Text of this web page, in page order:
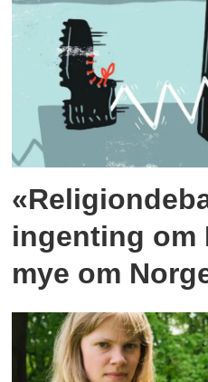
ingenting om
mye om